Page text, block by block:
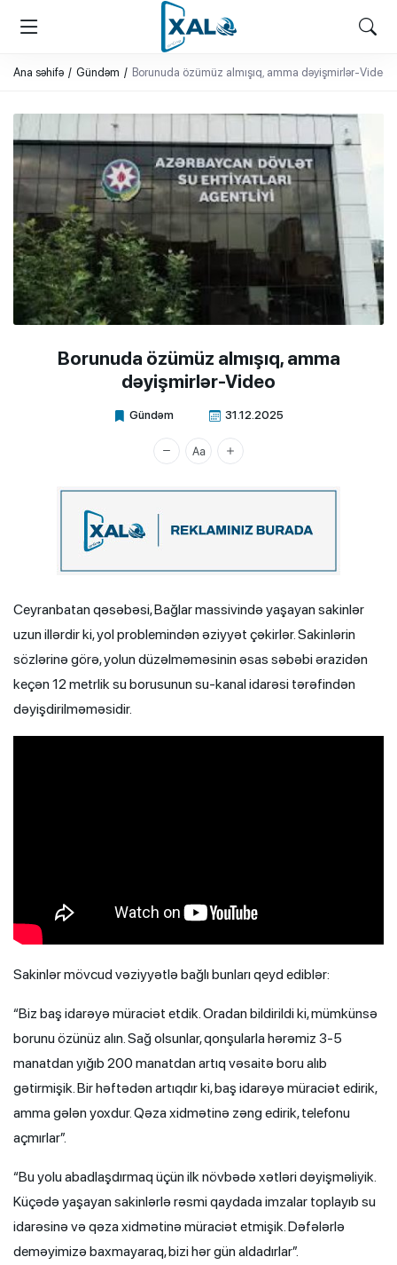
XALQ.ONLINE
ONLAYN PLATFORMA
Ana səhifə Gündəm Borunuda özümüz almışıq, amma dəyişmirlər-Video
Borunuda özümüz almışıq, amma
dəyişmirlər-Video
Gündəm 31.12.2025
Xalq.Online
Ceyranbatan qəsəbəsi, Bağlar massivində yaşayan sakinlər
uzun illərdir ki, yol problemindən əziyyət çəkirlər. Sakinlərin
sözlərinə görə, yolun düzəlməməsinin əsas səbəbi ərazidən
keçən 12 metrlik su borusunun su-kanal idarəsi tərəfindən
dəyişdirilməməsidir.
Sakinlər mövcud vəziyyətlə bağlı bunları qeyd ediblər:
“Biz baş idarəyə müraciət etdik. Oradan bildirildi ki, mümkünsə
borunu özünüz alın. Sağ olsunlar, qonşularla hərəmiz 3-5
manatdan yığıb 200 manatdan artıq vəsaitə boru alıb
gətirmişik. Bir həftədən artıqdır ki, baş idarəyə müraciət edirik,
amma gələn yoxdur. Qəza xidmətinə zəng edirik, telefonu
açmırlar”.
“Bu yolu abadlaşdırmaq üçün ilk növbədə xətləri dəyişməliyik.
Küçədə yaşayan sakinlərlə rəsmi qaydada imzalar toplayıb su
idarəsinə və qəza xidmətinə müraciət etmişik. Dəfələrlə
deməyimizə baxmayaraq, bizi hər gün aldadırlar”.